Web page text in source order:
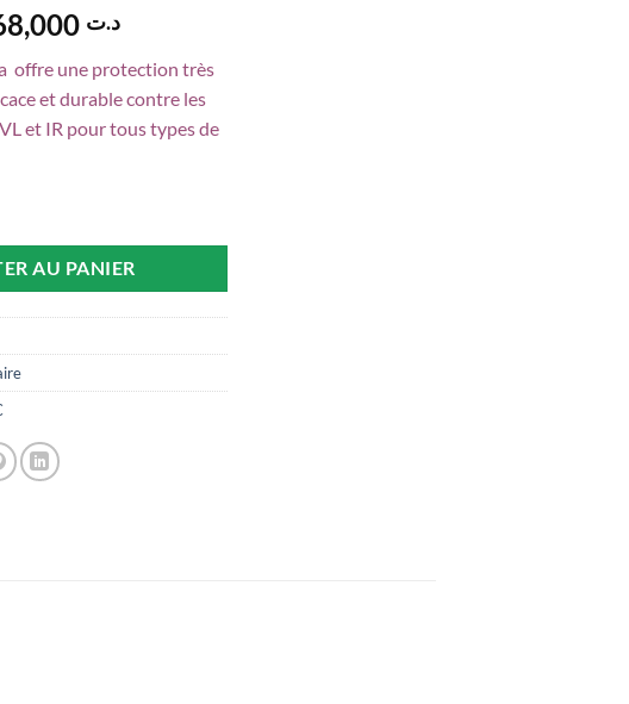
prix
:
د.ت 72,000.
د.تLe
actuel
est :
offre une protection très
et durable contre les
et IR pour tous types de
AU PANIER